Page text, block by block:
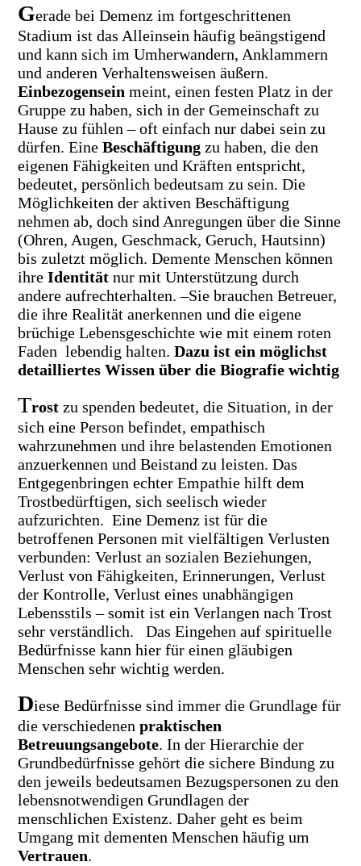
Gerade bei Demenz im fortgeschrittenen
Stadium ist das Alleinsein häufig beängstigend
und kann sich im Umherwandern, Anklammern
und anderen Verhaltensweisen äußern.
Einbezogensein meint, einen festen Platz in der
Gruppe zu haben, sich in der Gemeinschaft zu
Hause zu fühlen – oft einfach nur dabei sein zu
dürfen. EineBeschäftigung zu haben, die den
eigenen Fähigkeiten und Kräften entspricht,
bedeutet, persönlich bedeutsam zu sein. Die
Möglichkeiten der aktiven Beschäftigung
nehmen ab, doch sind Anregungen über die Sinne
(Ohren, Augen, Geschmack, Geruch, Hautsinn)
bis zuletzt möglich. Demente Menschen können
ihreIdentität nur mit Unterstützung durch
andere aufrechterhalten. –Sie brauchen Betreuer,
die ihre Realität anerkennen und die eigene
brüchige Lebensgeschichte wie mit einem roten
Faden lebendig halten.Dazu ist ein möglichst
detailliertes Wissen über die Biografie wichtig
Trost zu spenden bedeutet, die Situation, in der
sich eine Person befindet, empathisch
wahrzunehmen und ihre belastenden Emotionen
anzuerkennen und Beistand zu leisten. Das
Entgegenbringen echter Empathie hilft dem
Trostbedürftigen, sich seelisch wieder
aufzurichten. Eine Demenz ist für die
betroffenen Personen mit vielfältigen Verlusten
verbunden: Verlust an sozialen Beziehungen,
Verlust von Fähigkeiten, Erinnerungen, Verlust
der Kontrolle, Verlust eines unabhängigen
Lebensstils – somit ist ein Verlangen nach Trost
sehr verständlich. Das Eingehen auf spirituelle
Bedürfnisse kann hier für einen gläubigen
Menschen sehr wichtig werden.
Diese Bedürfnisse sind immer die Grundlage für
die verschiedenenpraktischen
Betreuungsangebote. In der Hierarchie der
Grundbedürfnisse gehört die sichere Bindung zu
den jeweils bedeutsamen Bezugspersonen zu den
lebensnotwendigen Grundlagen der
menschlichen Existenz. Daher geht es beim
Umgang mit dementen Menschen häufig um
Vertrauen.